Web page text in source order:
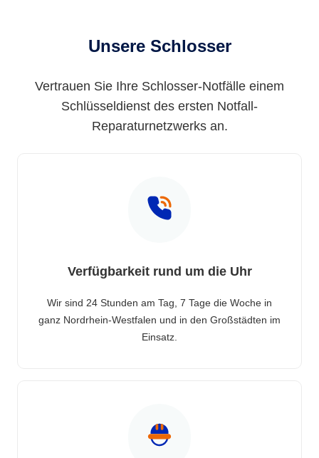
Unsere Schlosser
Vertrauen Sie Ihre Schlosser-Notfälle einem
Schlüsseldienst des ersten Notfall-
Reparaturnetzwerks an.
Verfügbarkeit rund um die Uhr
Wir sind 24 Stunden am Tag, 7 Tage die Woche in
ganz Nordrhein-Westfalen und in den Großstädten im
Einsatz.